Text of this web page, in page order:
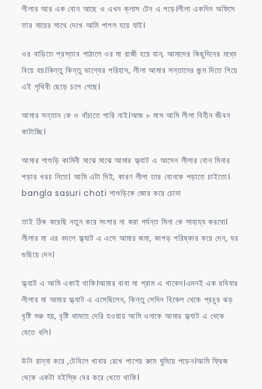
লীলার আর এক বোন আছে ও এখন ক্লাস টেন এ পড়ে।লীলা একদিন অফিসে
তার মায়ের সাথে দেখে আমি পাগল হয়ে যাই।
ওর বাড়িতে প্রস্তাব পাঠালে ওর মা রাজী হয়ে যান, আমাদের কিছুদিনের মধ্যে
বিয়ে হয়।কিন্তু কিন্তু ভাগ্যের পরিহাস, লীলা আমার সন্তানের জন্ম দিতে গিয়ে
এই পৃথিবী ছেড়ে চলে গেছে।
আমার সন্তান কে ও বাঁচাতে পারি নাই।আজ ৮ মাস আমি লীলা বিহীন জীবন
কাটাচ্ছি।
আমার শাশুড়ি কামিনী মাঝে মাঝে আমার ফ্ল্যাট এ আসেন লীলার বোন মিনার
পড়ার খরচ নিতে। আমি এটা দিই, কারণ লীলা তার বোনকে পড়াতে চাইতো।
bangla sasuri choti শাশুড়িকে জোর করে চোদা
তাই ঠিক করেছি নতুন করে সংসার না করা পর্যন্ত মিনা কে সাহায্য করবো।
লীলার মা এর বদলে ফ্ল্যাট এ এসে আমার জমা, কাপড় পরিষ্কার করে দেন, ঘর
গুছিয়ে দেন।
ফ্ল্যাট এ আমি একাই থাকি।আমার বাবা মা গ্রাম এ থাকেন।এমনই এক রবিবার
লীলার মা আমার ফ্ল্যাট এ এসেছিলেন, কিন্তু সেদিন বিকেল থেকে প্রচুর ঝড়
বৃষ্টি শুরু হয়, বৃষ্টি থামতে দেরি হওয়ায় আমি ওনাকে আমার ফ্ল্যাট এ থেকে
যেতে বলি।
উনি রান্না করে ,টেবিলে খাবার রেখে পাশের রুমে ঘুমিয়ে পড়েন।আমি ফ্রিজ
থেকে একটা হইস্কি বের করে খেতে থাকি।